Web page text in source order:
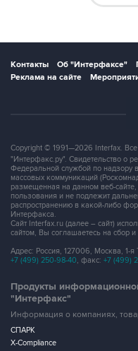
Контакты Об "Интерфаксе"
Реклама на сайте
Copyright © 1991—2026 Interfax.
"Интерфакс.ру". Свидетельство
Федеральной службой по надзору
массовых коммуникаций
размещенная на данном веб-
пользования и не подлежит
распространению в какой-либо
Интерфакса.
Сайт Interfax.ru (далее – сайт)
сайтом, Вы соглашаетесь на сбор
Адрес: Россия, 127006, Москва, 1-я
+7 (499) 250-98-40, факс: +7 (499)
Продукты
"Интерфакс"
Информация о компаниях,
СПАРК
X-Compliance